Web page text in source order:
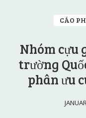
CÁO
Nhóm cựu
trường
phân ưu